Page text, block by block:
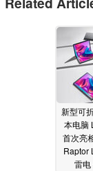
新型可
本电脑
首次亮
Raptor
雷电